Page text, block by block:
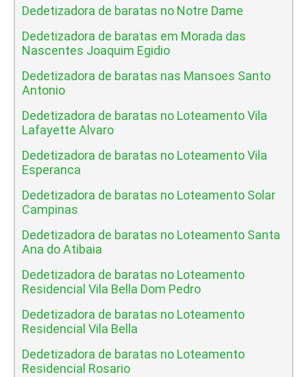
Dedetizadora de baratas no Notre Dame
Dedetizadora de baratas em Morada das
Nascentes Joaquim Egidio
Dedetizadora de baratas nas Mansoes Santo
Antonio
Dedetizadora de baratas no Loteamento Vila
Lafayette Alvaro
Dedetizadora de baratas no Loteamento Vila
Esperanca
Dedetizadora de baratas no Loteamento Solar
Campinas
Dedetizadora de baratas no Loteamento Santa
Ana do Atibaia
Dedetizadora de baratas no Loteamento
Residencial Vila Bella Dom Pedro
Dedetizadora de baratas no Loteamento
Residencial Vila Bella
Dedetizadora de baratas no Loteamento
Residencial Rosario